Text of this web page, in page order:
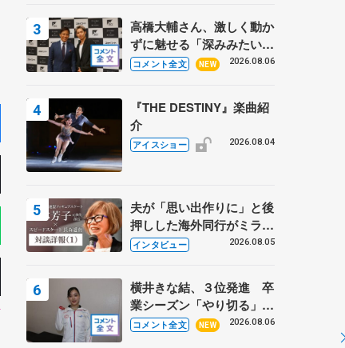
高橋大輔さん、激しく動か
ずに魅せる「深みみたいな
ものは出てきている？」
あい
コメント全文 NEW 2026.08.06
『THE DESTINY』楽曲紹
介
アイスショー 2026.08.04
夫が「思い出作りに」と後
押しした海外同行がミラノ
まで… 繁華街のリンクで
に 小林芳子さんが振り返
るスケート人生
インタビュー 2026.08.05
横井きな結、３位発進 卒
業シーズン「やり切る」
【みなとアクルス杯SP】
コメント全文 NEW 2026.08.06